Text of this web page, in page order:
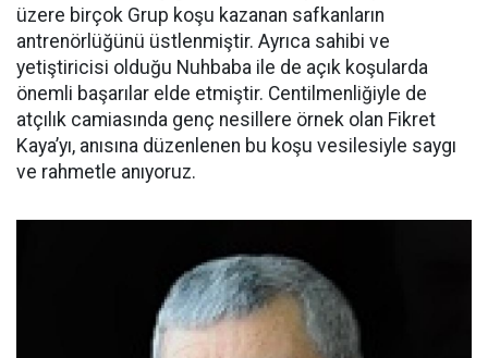
üzere birçok Grup koşu kazanan safkanların
antrenörlüğünü üstlenmiştir. Ayrıca sahibi ve
yetiştiricisi olduğu Nuhbaba ile de açık koşularda
önemli başarılar elde etmiştir. Centilmenliğiyle de
atçılık camiasında genç nesillere örnek olan Fikret
Kaya’yı, anısına düzenlenen bu koşu vesilesiyle saygı
ve rahmetle anıyoruz.